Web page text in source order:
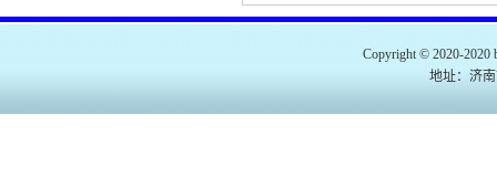
Copyright © 2020-2020
地址：济